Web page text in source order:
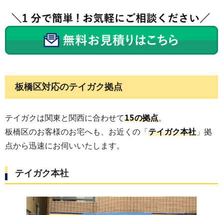
板橋区対応のテイガク拠点
テイガクは関東と関西に合わせて15の拠点。
板橋区のお客様のお宅へも、お近くの「 テイガク本社 」拠
点から迅速にお伺いいたします。
テイガク本社